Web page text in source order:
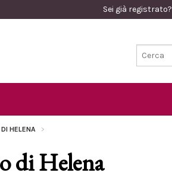
Sei già registrato?
HELENA
di Helena